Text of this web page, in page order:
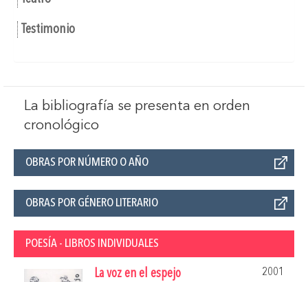
Testimonio
La bibliografía se presenta en orden
cronológico
OBRAS POR NÚMERO O AÑO
OBRAS POR GÉNERO LITERARIO
POESÍA - LIBROS INDIVIDUALES
La voz en el espejo
2001